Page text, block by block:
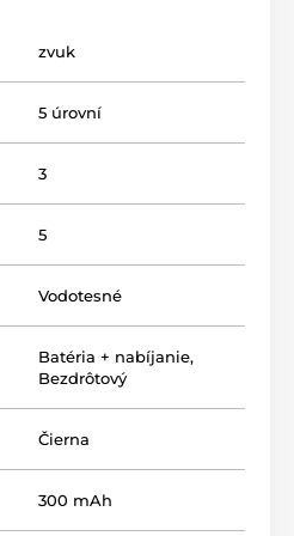
Dobíjateľná batéria vydrží
štekaniu Reedog NoBark
2 je vybavený zvukovým
zvuk
5 úrovní
3
5
Vodotesné
Batéria + nabíjanie,
Bezdrôtový
Čierna
300 mAh